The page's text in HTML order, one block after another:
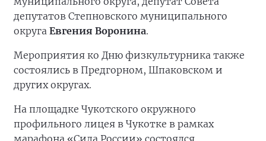
депутатов Степновского муниципального
округа Евгения Воронина.
Мероприятия ко Дню физкультурника также
состоялись в Предгорном, Шпаковском и
других округах.
На площадке Чукотского окружного
профильного лицея в Чукотке в рамках